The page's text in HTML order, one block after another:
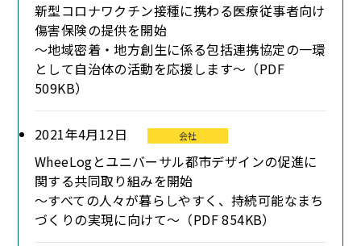
新型コロナワクチン接種に携わる医療従事者向け
傷害保険の提供を開始
～地域密着・地方創生に係る包括連携協定の一環
として自治体の活動を応援します～（PDF
509KB）
2021年4月12日 会社
WheeLogとユニバーサル都市デザインの促進に
関する共同取り組みを開始
～すべての人々が暮らしやすく、持続可能なまち
づくりの実現に向けて～（PDF 854KB）